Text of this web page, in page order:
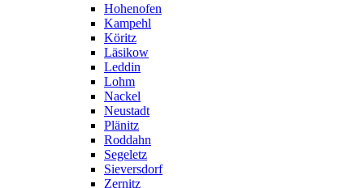
Hohenofen
Kampehl
Köritz
Läsikow
Leddin
Lohm
Nackel
Neustadt
Plänitz
Roddahn
Segeletz
Sieversdorf
Zernitz